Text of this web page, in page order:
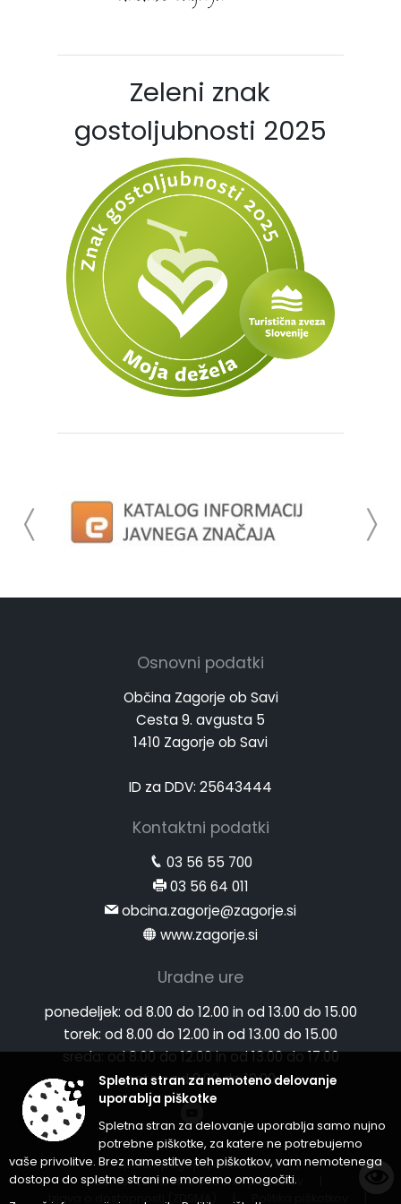
Zeleni znak
gostoljubnosti 2025
Osnovni podatki
Občina Zagorje ob Savi
Cesta 9. avgusta 5
1410 Zagorje ob Savi
ID za DDV: 25643444
Kontaktni podatki
03 56 55 700
03 56 64 011
obcina.zagorje@zagorje.si
www.zagorje.si
Uradne ure
ponedeljek: od 8.00 do 12.00 in od 13.00 do 15.00
torek: od 8.00 do 12.00 in od 13.00 do 15.00
sreda:od 8.00 do 12.00 in od 13.00 do 17.00
petek:od 8.00 do 12.00
Splošni pogoji spletne strani
|
Center za varstvo osebnih podatkov
Spletna stran za nemoteno delovanje
uporablja piškotke
Spletna stran za delovanje uporablja samo nujno
potrebne piškotke, za katere ne potrebujemo
vaše privolitve. Brez namestitve teh piškotkov, vam nemotenega
dostopa do spletne strani ne moremo omogočiti.